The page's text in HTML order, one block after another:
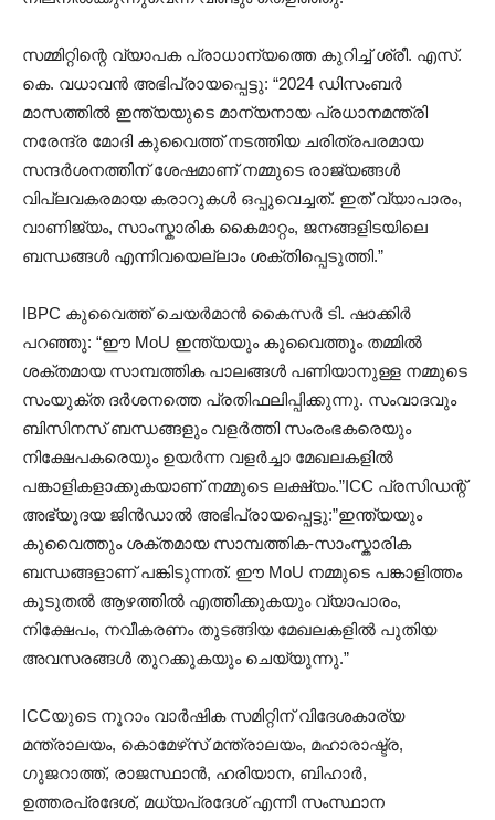
സമ്മിറ്റിന്റെ വ്യാപക പ്രാധാന്യത്തെ കുറിച്ച് ശ്രീ. എസ്.
കെ. വധാവൻ അഭിപ്രായപ്പെട്ടു: “2024 ഡിസംബർ
മാസത്തിൽ ഇന്ത്യയുടെ മാന്യനായ പ്രധാനമന്ത്രി
നരേന്ദ്ര മോദി കുവൈത്ത് നടത്തിയ ചരിത്രപരമായ
സന്ദർശനത്തിന് ശേഷമാണ് നമ്മുടെ രാജ്യങ്ങൾ
വിപ്ലവകരമായ കരാറുകൾ ഒപ്പുവെച്ചത്. ഇത് വ്യാപാരം,
വാണിജ്യം, സാംസ്കാരിക കൈമാറ്റം, ജനങ്ങളിടയിലെ
ബന്ധങ്ങൾ എന്നിവയെല്ലാം ശക്തിപ്പെടുത്തി.”
IBPC കുവൈത്ത് ചെയർമാൻ കൈസർ ടി. ഷാക്കിർ
പറഞ്ഞു: “ഈ MoU ഇന്ത്യയും കുവൈത്തും തമ്മിൽ
ശക്തമായ സാമ്പത്തിക പാലങ്ങൾ പണിയാനുള്ള നമ്മുടെ
സംയുക്ത ദർശനത്തെ പ്രതിഫലിപ്പിക്കുന്നു. സംവാദവും
ബിസിനസ് ബന്ധങ്ങളും വളർത്തി സംരംഭകരെയും
നിക്ഷേപകരെയും ഉയർന്ന വളർച്ചാ മേഖലകളിൽ
പങ്കാളികളാക്കുകയാണ് നമ്മുടെ ലക്ഷ്യം.”ICC പ്രസിഡന്റ്
അഭ്യൂദയ ജിൻഡാൽ അഭിപ്രായപ്പെട്ടു:”ഇന്ത്യയും
കുവൈത്തും ശക്തമായ സാമ്പത്തിക-സാംസ്കാരിക
ബന്ധങ്ങളാണ് പങ്കിടുന്നത്. ഈ MoU നമ്മുടെ പങ്കാളിത്തം
കൂടുതൽ ആഴത്തിൽ എത്തിക്കുകയും വ്യാപാരം,
നിക്ഷേപം, നവീകരണം തുടങ്ങിയ മേഖലകളിൽ പുതിയ
അവസരങ്ങൾ തുറക്കുകയും ചെയ്യുന്നു.”
ICCയുടെ നൂറാം വാർഷിക സമിറ്റിന് വിദേശകാര്യ
മന്ത്രാലയം, കൊമേഴ്‌സ് മന്ത്രാലയം, മഹാരാഷ്ട്ര,
ഗുജറാത്ത്, രാജസ്ഥാൻ, ഹരിയാന, ബിഹാർ,
ഉത്തരപ്രദേശ്, മധ്യപ്രദേശ് എന്നീ സംസ്ഥാന